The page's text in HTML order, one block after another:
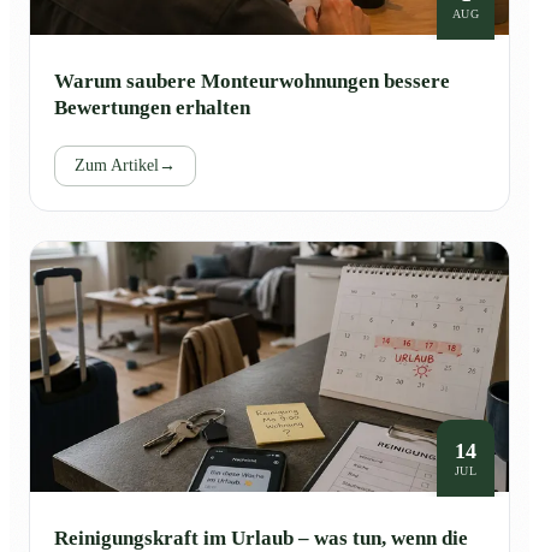
AUG
Warum saubere Monteurwohnungen bessere
Bewertungen erhalten
Zum Artikel→
14
JUL
Reinigungskraft im Urlaub – was tun, wenn die